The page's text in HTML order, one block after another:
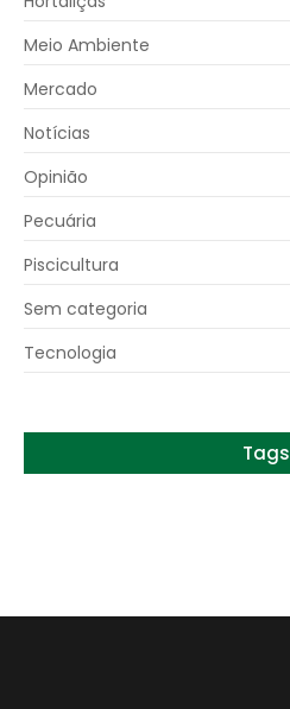
Meio Ambiente
Mercado
Notícias
Opinião
Pecuária
Piscicultura
Sem categoria
Tecnologia
Tags